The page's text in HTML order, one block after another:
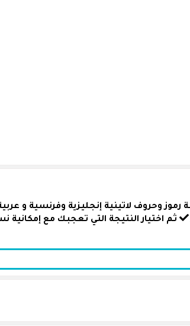
وحروف لاتينية إنجليزية وفرنسية و
ثم اختيار النتيجة التي تعجبك مع إمكانية